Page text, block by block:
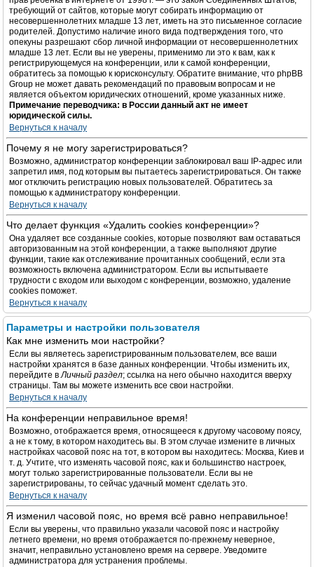
требующий от сайтов, которые могут собирать информацию от
несовершеннолетних младше 13 лет, иметь на это письменное согласие
родителей. Допустимо наличие иного вида подтверждения того, что
опекуны разрешают сбор личной информации от несовершеннолетних
младше 13 лет. Если вы не уверены, применимо ли это к вам, как к
регистрирующемуся на конференции, или к самой конференции,
обратитесь за помощью к юрисконсульту. Обратите внимание, что phpBB
Group не может давать рекомендаций по правовым вопросам и не
является объектом юридических отношений, кроме указанных ниже.
Примечание переводчика: в России данный акт не имеет
юридической силы.
Вернуться к началу
Почему я не могу зарегистрироваться?
Возможно, администратор конференции заблокировал ваш IP-адрес или
запретил имя, под которым вы пытаетесь зарегистрироваться. Он также
мог отключить регистрацию новых пользователей. Обратитесь за
помощью к администратору конференции.
Вернуться к началу
Что делает функция «Удалить cookies конференции»?
Она удаляет все созданные cookies, которые позволяют вам оставаться
авторизованным на этой конференции, а также выполняют другие
функции, такие как отслеживание прочитанных сообщений, если эта
возможность включена администратором. Если вы испытываете
трудности с входом или выходом с конференции, возможно, удаление
cookies поможет.
Вернуться к началу
Параметры и настройки пользователя
Как мне изменить мои настройки?
Если вы являетесь зарегистрированным пользователем, все ваши
настройки хранятся в базе данных конференции. Чтобы изменить их,
перейдите вЛичный раздел; ссылка на него обычно находится вверху
страницы. Там вы можете изменить все свои настройки.
Вернуться к началу
На конференции неправильное время!
Возможно, отображается время, относящееся к другому часовому поясу,
а не к тому, в котором находитесь вы. В этом случае измените в личных
настройках часовой пояс на тот, в котором вы находитесь: Москва, Киев и
т. д. Учтите, что изменять часовой пояс, как и большинство настроек,
могут только зарегистрированные пользователи. Если вы не
зарегистрированы, то сейчас удачный момент сделать это.
Вернуться к началу
Я изменил часовой пояс, но время всё равно неправильное!
Если вы уверены, что правильно указали часовой пояс и настройку
летнего времени, но время отображается по-прежнему неверное,
значит, неправильно установлено время на сервере. Уведомите
администратора для устранения проблемы.